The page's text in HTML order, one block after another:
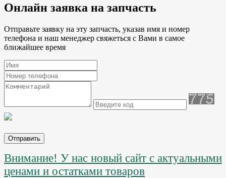
Онлайн заявка на запчасть
Отправьте заявку на эту запчасть, указав имя и номер
телефона и наш менеджер свяжеться с Вами в самое
ближайшее время
Отправить
Внимание! У нас новый сайт с актуальными
ценами и остатками товаров